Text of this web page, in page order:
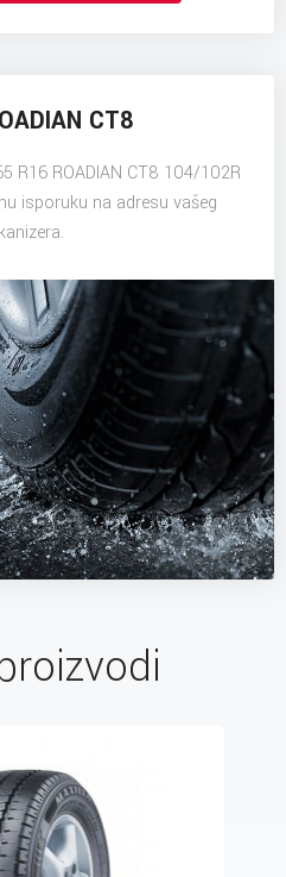
CT8
R16 ROADIAN CT8 104/102R
isporuku na adresu vašeg